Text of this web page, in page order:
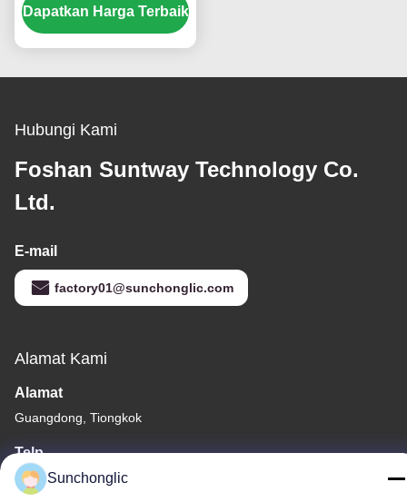
tenang untuk peralatan
rumah tangga
Dapatkan Harga Terbaik
Hubungi Kami
Foshan Suntway Technology Co.
Ltd.
E-mail
factory01@sunchonglic.com
Alamat Kami
Alamat
Guangdong, Tiongkok
Telp
86--13711271181
Sunchonglic